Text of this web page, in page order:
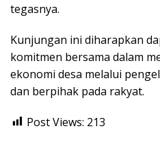
tegasnya.
Kunjungan ini diharapkan
komitmen bersama dalam
ekonomi desa melalui
dan berpihak pada rakyat.
Post Views: 213